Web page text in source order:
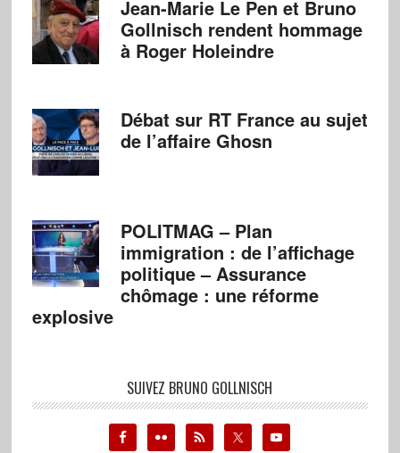
Jean-Marie Le Pen et Bruno
Gollnisch rendent hommage
à Roger Holeindre
Débat sur RT France au sujet
de l’affaire Ghosn
POLITMAG – Plan
immigration : de l’affichage
politique – Assurance
chômage : une réforme
explosive
SUIVEZ BRUNO GOLLNISCH